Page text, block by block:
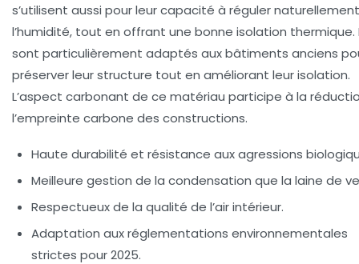
s’utilisent aussi pour leur capacité à réguler naturellement
l’humidité, tout en offrant une bonne isolation thermique.
sont particulièrement adaptés aux bâtiments anciens
préserver leur structure tout en améliorant leur isolation.
L’aspect carbonant de ce matériau participe à la
l’empreinte carbone des constructions.
Haute durabilité et résistance aux agressions
Meilleure gestion de la condensation que la laine de
Respectueux de la qualité de l’air intérieur.
Adaptation aux réglementations environnementales
strictes pour 2025.